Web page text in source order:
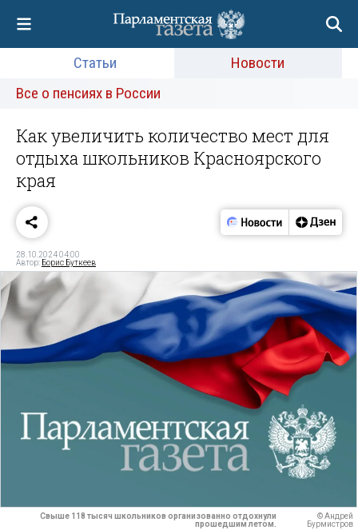
Статьи
Новости
Все о пенсиях в России
Как увеличить количество мест для
отдыха школьников Красноярского
края
28.10.2024 04:00
Автор: Борис Буткеев
Свыше 118 тысяч школьников организованно отдохнули
прошедшим летом.
© Андрей
Бурмистров